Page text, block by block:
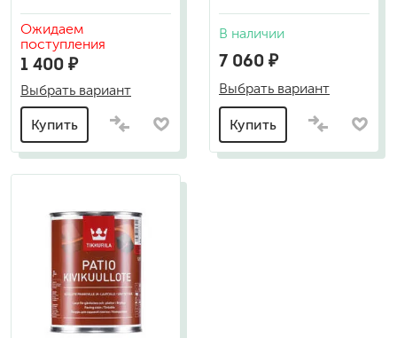
Ожидаем
поступления
1 400 ₽
Выбрать вариант
Купить
В наличии
7 060 ₽
Выбрать вариант
Купить